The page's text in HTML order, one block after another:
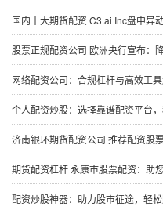
国内十大期货配资 C3.ai Inc盘中异
股票正规配资公司 欧洲央行宣布：降息！黄金暴
网络配资公司：合规杠杆与高效工
个人配资炒股：选择靠谱配资平台
济南银环期货配资公司 推荐配资股
期货配资杠杆 永康市股票配资：助
配资炒股神器：助力股市征途，轻